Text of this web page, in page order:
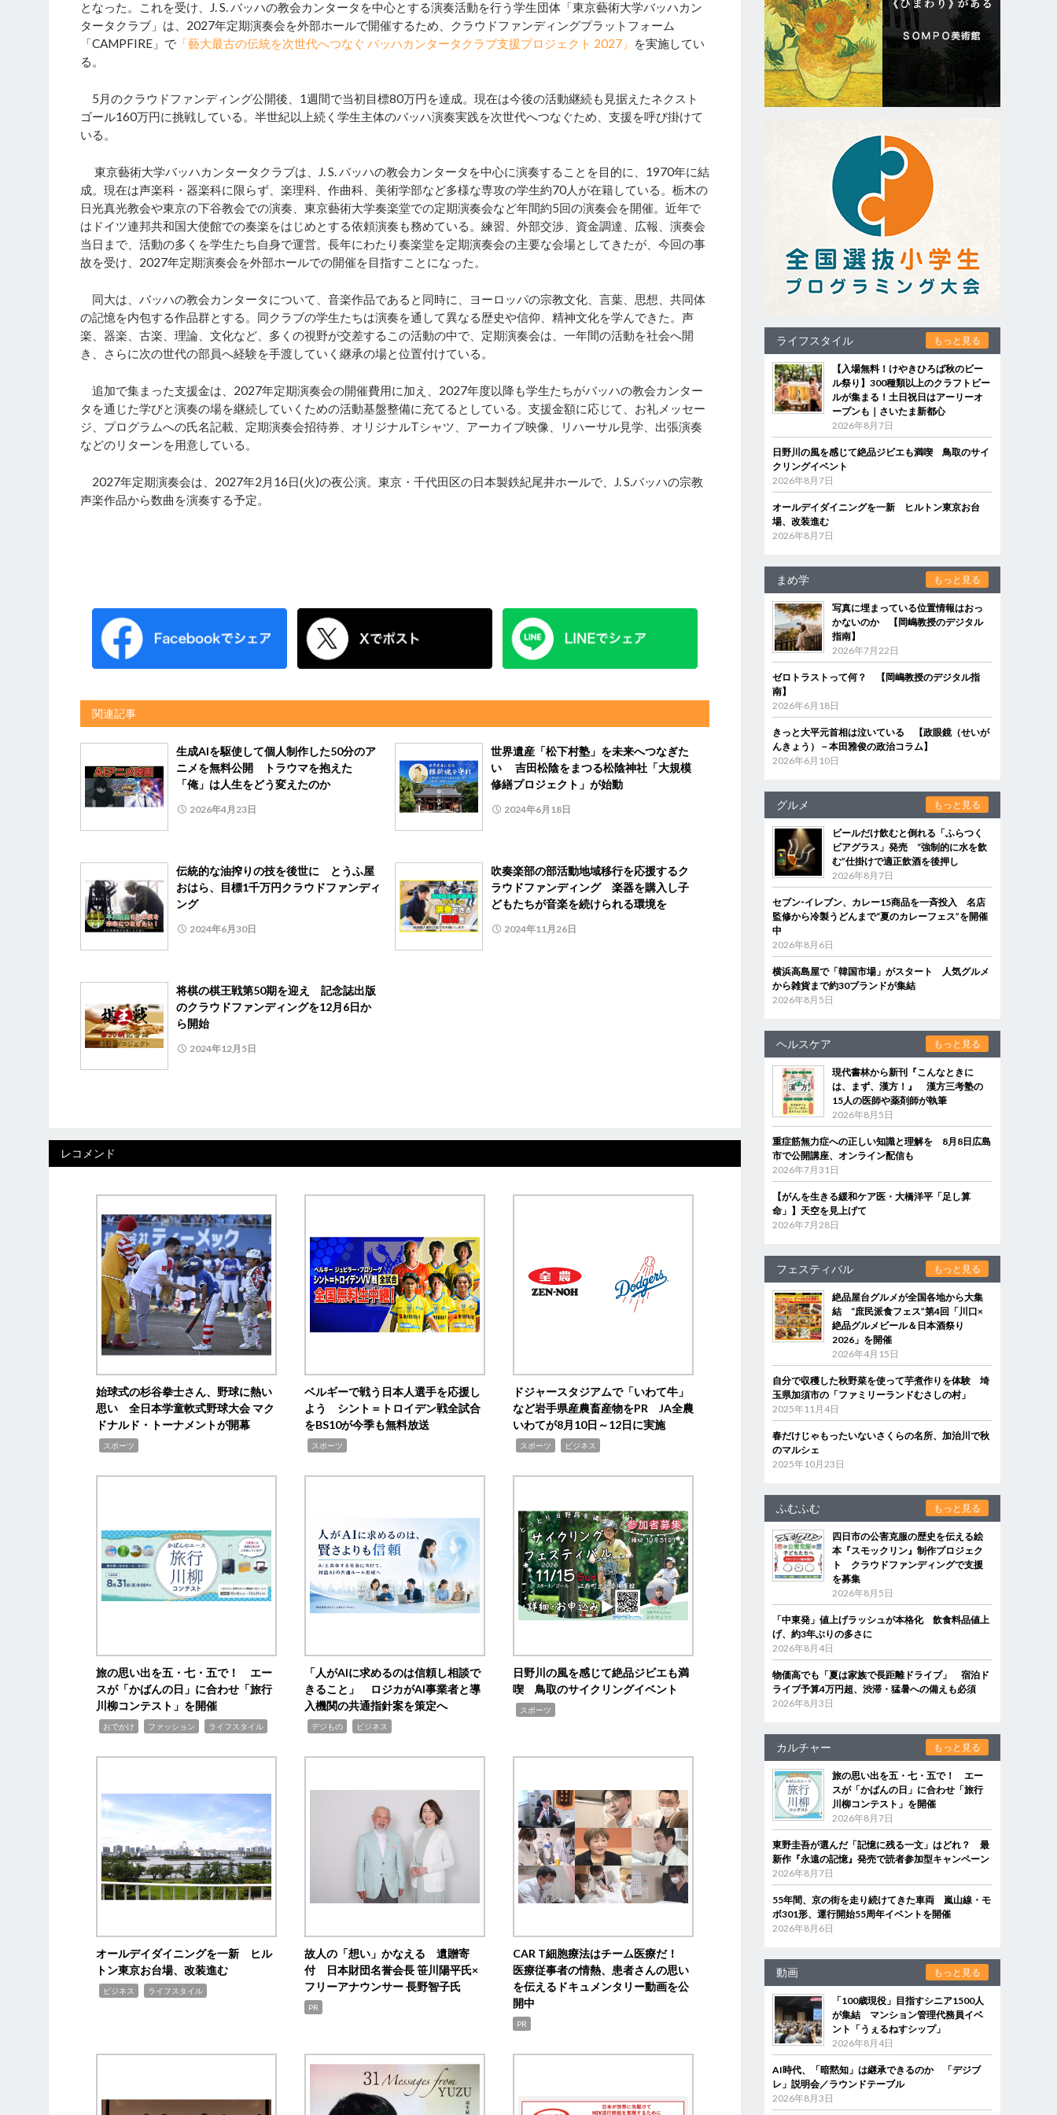
となった。これを受け、J. S. バッハの教会カンタータを中心とする演奏活動を行う学生団体「東京藝術大学バッハカン
タータクラブ」は、2027年定期演奏会を外部ホールで開催するため、クラウドファンディングプラットフォーム
「CAMPFIRE」で 「藝大最古の伝統を次世代へつなぐ バッハカンタータクラブ支援プロジェクト 2027」
を実施してい
る。
5月のクラウドファンディング公開後、1週間で当初目標80万円を達成。現在は今後の活動継続も見据えたネクスト
ゴール160万円に挑戦している。半世紀以上続く学生主体のバッハ演奏実践を次世代へつなぐため、支援を呼び掛けて
いる。
東京藝術大学バッハカンタータクラブは、J. S. バッハの教会カンタータを中心に演奏することを目的に、1970年に結
成。現在は声楽科・器楽科に限らず、楽理科、作曲科、美術学部など多様な専攻の学生約70人が在籍している。栃木の
日光真光教会や東京の下谷教会での演奏、東京藝術大学奏楽堂での定期演奏会など年間約5回の演奏会を開催。近年で
はドイツ連邦共和国大使館での奏楽をはじめとする依頼演奏も務めている。練習、外部交渉、資金調達、広報、演奏会
当日まで、活動の多くを学生たち自身で運営。長年にわたり奏楽堂を定期演奏会の主要な会場としてきたが、今回の事
故を受け、2027年定期演奏会を外部ホールでの開催を目指すことになった。
同大は、バッハの教会カンタータについて、音楽作品であると同時に、ヨーロッパの宗教文化、言葉、思想、共同体
の記憶を内包する作品群とする。同クラブの学生たちは演奏を通して異なる歴史や信仰、精神文化を学んできた。声
楽、器楽、古楽、理論、文化など、多くの視野が交差するこの活動の中で、定期演奏会は、一年間の活動を社会へ開
き、さらに次の世代の部員へ経験を手渡していく継承の場と位置付けている。
追加で集まった支援金は、2027年定期演奏会の開催費用に加え、2027年度以降も学生たちがバッハの教会カンター
タを通じた学びと演奏の場を継続していくための活動基盤整備に充てるとしている。支援金額に応じて、お礼メッセー
ジ、プログラムへの氏名記載、定期演奏会招待券、オリジナルTシャツ、アーカイブ映像、リハーサル見学、出張演奏
などのリターンを用意している。
2027年定期演奏会は、2027年2月16日(火)の夜公演。東京・千代田区の日本製鉄紀尾井ホールで、J. S.バッハの宗教
声楽作品から数曲を演奏する予定。
関連記事
生成AIを駆使して個人制作した50分のア
ニメを無料公開 トラウマを抱えた
「俺」は人生をどう変えたのか
2026年4月23日
世界遺産「松下村塾」を未来へつなぎた
い 吉田松陰をまつる松陰神社「大規模
修繕プロジェクト」が始動
2024年6月18日
伝統的な油搾りの技を後世に とうふ屋
おはら、目標1千万円クラウドファンディ
ング
2024年6月30日
吹奏楽部の部活動地域移行を応援するク
ラウドファンディング 楽器を購入し子
どもたちが音楽を続けられる環境を
2024年11月26日
将棋の棋王戦第50期を迎え 記念誌出版
のクラウドファンディングを12月6日か
ら開始
2024年12月5日
レコメンド
始球式の杉谷拳士さん、野球に熱い
思い 全日本学童軟式野球大会 マク
ドナルド・トーナメントが開幕
スポーツ
ベルギーで戦う日本人選手を応援し
よう シント＝トロイデン戦全試合
をBS10が今季も無料放送
スポーツ
ドジャースタジアムで「いわて牛」
など岩手県産農畜産物をPR JA全農
いわてが8月10日～12日に実施
スポーツ ビジネス
旅の思い出を五・七・五で！ エー
スが「かばんの日」に合わせ「旅行
川柳コンテスト」を開催
おでかけ ファッション ライフスタイル
「人がAIに求めるのは信頼し相談で
きること」 ロジカがAI事業者と導
入機関の共通指針案を策定へ
デジもの ビジネス
日野川の風を感じて絶品ジビエも満
喫 鳥取のサイクリングイベント
スポーツ
オールデイダイニングを一新 ヒル
トン東京お台場、改装進む
ビジネス ライフスタイル
故人の「想い」かなえる 遺贈寄
付 日本財団名誉会長 笹川陽平氏×
フリーアナウンサー 長野智子氏
PR
CAR T細胞療法はチーム医療だ！
医療従事者の情熱、患者さんの思い
を伝えるドキュメンタリー動画を公
開中
PR
ライフスタイル もっと見る
【入場無料！けやきひろば秋のビー
ル祭り】300種類以上のクラフトビー
ルが集まる！土日祝日はアーリーオ
ープンも｜さいたま新都心
2026年8月7日
日野川の風を感じて絶品ジビエも満喫 鳥取のサイ
クリングイベント
2026年8月7日
オールデイダイニングを一新 ヒルトン東京お台
場、改装進む
2026年8月7日
まめ学 もっと見る
写真に埋まっている位置情報はおっ
かないのか 【岡嶋教授のデジタル
指南】
2026年7月22日
ゼロトラストって何？ 【岡嶋教授のデジタル指
南】
2026年6月18日
きっと大平元首相は泣いている 【政眼鏡（せいが
んきょう）－本田雅俊の政治コラム】
2026年6月10日
グルメ もっと見る
ビールだけ飲むと倒れる「ふらつく
ビアグラス」発売 “強制的に水を飲
む”仕掛けで適正飲酒を後押し
2026年8月7日
セブン‐イレブン、カレー15商品を一斉投入 名店
監修から冷製うどんまで“夏のカレーフェス”を開催
中
2026年8月6日
横浜高島屋で「韓国市場」がスタート 人気グルメ
から雑貨まで約30ブランドが集結
2026年8月5日
ヘルスケア もっと見る
現代書林から新刊『こんなときに
は、まず、漢方！』 漢方三考塾の
15人の医師や薬剤師が執筆
2026年8月5日
重症筋無力症への正しい知識と理解を 8月8日広島
市で公開講座、オンライン配信も
2026年7月31日
【がんを生きる緩和ケア医・大橋洋平「足し算
命」】天空を見上げて
2026年7月28日
フェスティバル もっと見る
絶品屋台グルメが全国各地から大集
結 “庶民派食フェス”第4回「川口×
絶品グルメビール＆日本酒祭り
2026」を開催
2026年4月15日
自分で収穫した秋野菜を使って芋煮作りを体験 埼
玉県加須市の「ファミリーランドむさしの村」
2025年11月4日
春だけじゃもったいないさくらの名所、加治川で秋
のマルシェ
2025年10月23日
ふむふむ もっと見る
四日市の公害克服の歴史を伝える絵
本『スモックリン』制作プロジェク
ト クラウドファンディングで支援
を募集
2026年8月5日
「中東発」値上げラッシュが本格化 飲食料品値上
げ、約3年ぶりの多さに
2026年8月4日
物価高でも「夏は家族で長距離ドライブ」 宿泊ド
ライブ予算4万円超、渋滞・猛暑への備えも必須
2026年8月3日
カルチャー もっと見る
旅の思い出を五・七・五で！ エー
スが「かばんの日」に合わせ「旅行
川柳コンテスト」を開催
2026年8月7日
東野圭吾が選んだ「記憶に残る一文」はどれ？ 最
新作『永遠の記憶』発売で読者参加型キャンペーン
2026年8月7日
55年間、京の街を走り続けてきた車両 嵐山線・モ
ボ301形、運行開始55周年イベントを開催
2026年8月6日
動画 もっと見る
「100歳現役」目指すシニア1500人
が集結 マンション管理代務員イベ
ント「うぇるねすシップ」
2026年8月4日
AI時代、「暗黙知」は継承できるのか 「デジブ
レ」説明会／ラウンドテーブル
2026年8月3日